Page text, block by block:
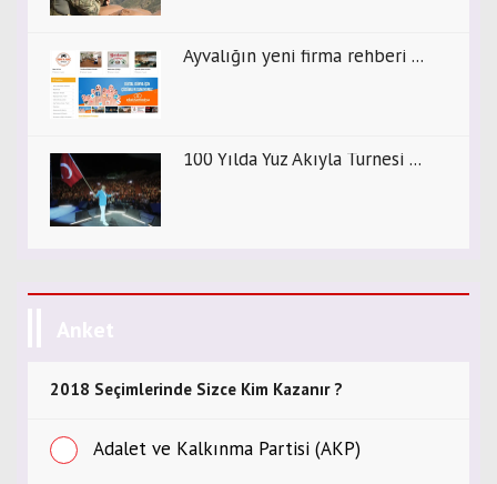
Ayvalığın yeni firma rehberi ...
100 Yılda Yüz Akıyla Turnesi ...
Anket
2018 Seçimlerinde Sizce Kim Kazanır ?
Adalet ve Kalkınma Partisi (AKP)